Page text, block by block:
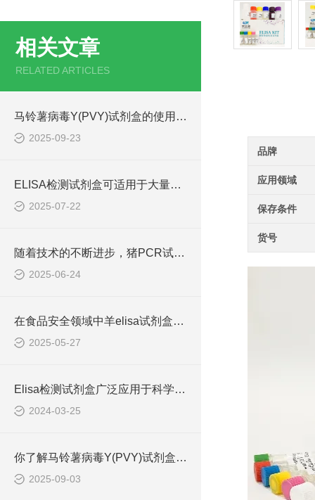
相关文章
RELATED ARTICLES
马铃薯病毒Y(PVY)试剂盒的使用方法非常简单，一看就会
2025-09-23
ELISA检测试剂盒可适用于大量样本的同时检测
2025-07-22
随着技术的不断进步，猪PCR试剂盒在不断的发展和*
2025-06-24
在食品安全领域中羊elisa试剂盒也有着一定的应用
2025-05-27
Elisa检测试剂盒广泛应用于科学研究和临床诊断中
2024-03-25
你了解马铃薯病毒Y(PVY)试剂盒吗？
2025-09-03
品牌
应用领域
保存条件
货号